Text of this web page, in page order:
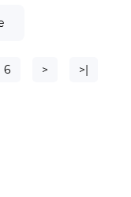
6 > >|